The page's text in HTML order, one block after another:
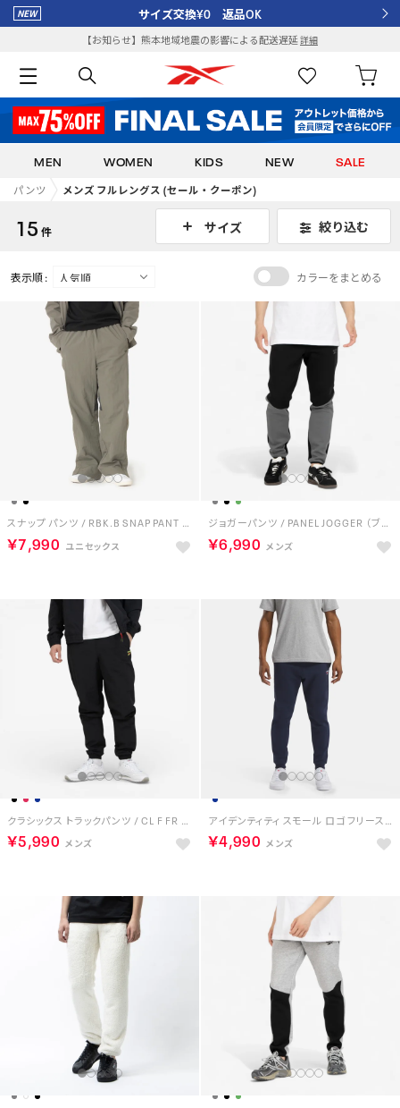
サイズ交換¥0 返品OK
【お知らせ】熊本地域地震の影響による配送遅延詳細
MEN WOMEN KIDS NEW SALE
パンツ メンズ フルレングス (セール・クーポン)
15 件 サイズ 絞り込む
表示順 : カラーをまとめる
スナップ パンツ / RBK.B SNAP PANT （グレー）
￥7,990
ジョガーパンツ / PANEL JOGGER （ブラック）
￥6,990
クラシックス トラックパンツ / CL F FR TRACKPANT （ブラック）
￥5,990
アイデンティティ スモール ロゴ フリース ジョガー / IDENTITY SMALL LOGO FLEECE JOGGER （ベクターネイビー）
￥4,990